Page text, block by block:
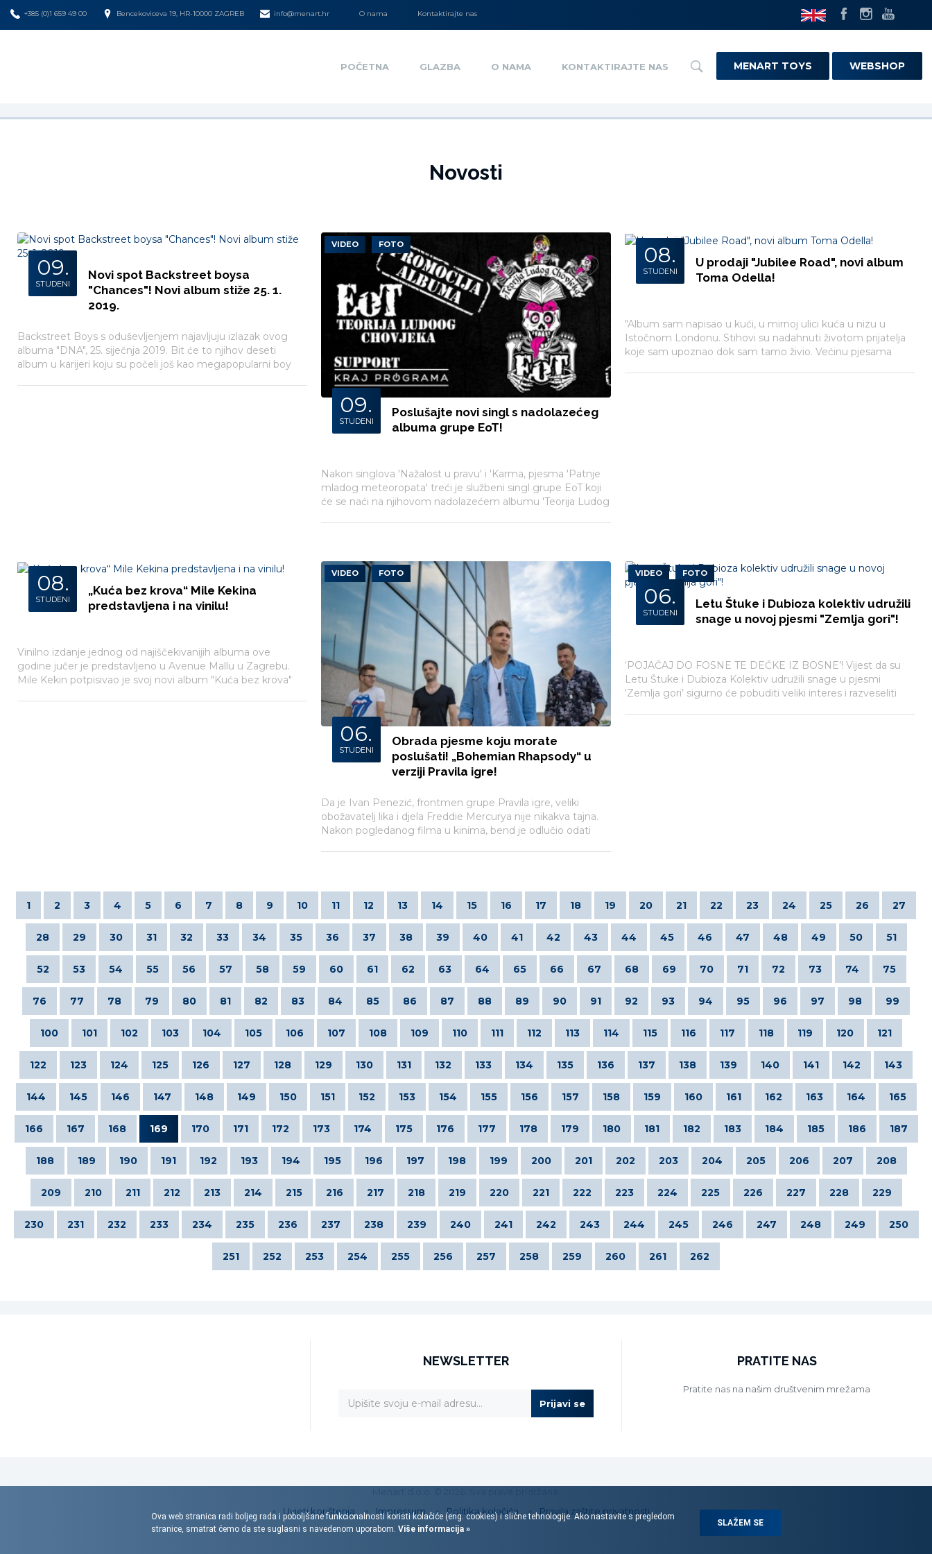
+385 (0)1 659 49 00 Bencekoviceva 19, HR-10000 ZAGREB info@menart.hr O nama Kontaktirajte nas
POČETNA GLAZBA O NAMA KONTAKTIRAJTE NAS MENART TOYS WEBSHOP
Novosti
09.
STUDENI
Novi spot Backstreet boysa
"Chances"! Novi album stiže 25. 1.
2019.
Backstreet Boys s oduševljenjem najavljuju izlazak ovog
albuma "DNA", 25. siječnja 2019. Bit će to njihov deseti
album u karijeri koju su počeli još kao megapopularni boy
VIDEO FOTO
09.
STUDENI
Poslušajte novi singl s nadolazećeg
albuma grupe EoT!
Nakon singlova 'Nažalost u pravu' i 'Karma, pjesma 'Patnje
mladog meteoropata' treći je službeni singl grupe EoT koji
će se naći na njihovom nadolazećem albumu 'Teorija Ludog
08.
STUDENI
U prodaji "Jubilee Road", novi album
Toma Odella!
"Album sam napisao u kući, u mirnoj ulici kuća u nizu u
Istočnom Londonu. Stihovi su nadahnuti životom prijatelja
koje sam upoznao dok sam tamo živio. Većinu pjesama
08.
STUDENI
„Kuća bez krova“ Mile Kekina
predstavljena i na vinilu!
Vinilno izdanje jednog od najiščekivanijih albuma ove
godine jučer je predstavljeno u Avenue Mallu u Zagrebu.
Mile Kekin potpisivao je svoj novi album "Kuća bez krova"
VIDEO FOTO
06.
STUDENI
Obrada pjesme koju morate
poslušati! „Bohemian Rhapsody“ u
verziji Pravila igre!
Da je Ivan Penezić, frontmen grupe Pravila igre, veliki
obožavatelj lika i djela Freddie Mercurya nije nikakva tajna.
Nakon pogledanog filma u kinima, bend je odlučio odati
VIDEO FOTO
06.
STUDENI
Letu Štuke i Dubioza kolektiv udružili
snage u novoj pjesmi "Zemlja gori"!
‘POJAČAJ DO FOSNE TE DEČKE IZ BOSNE’! Vijest da su
Letu Štuke i Dubioza Kolektiv udružili snage u pjesmi
‘Zemlja gori’ sigurno će pobuditi veliki interes i razveseliti
1 2 3 4 5 6 7 8 9 10 11 12 13 14 15 16 17 18 19 20 21 22 23 24 25 26 27
28 29 30 31 32 33 34 35 36 37 38 39 40 41 42 43 44 45 46 47 48 49 50 51
52 53 54 55 56 57 58 59 60 61 62 63 64 65 66 67 68 69 70 71 72 73 74 75
76 77 78 79 80 81 82 83 84 85 86 87 88 89 90 91 92 93 94 95 96 97 98 99
100 101 102 103 104 105 106 107 108 109 110 111 112 113 114 115 116 117 118 119 120 121
122 123 124 125 126 127 128 129 130 131 132 133 134 135 136 137 138 139 140 141 142 143
144 145 146 147 148 149 150 151 152 153 154 155 156 157 158 159 160 161 162 163 164 165
166 167 168 169 170 171 172 173 174 175 176 177 178 179 180 181 182 183 184 185 186 187
188 189 190 191 192 193 194 195 196 197 198 199 200 201 202 203 204 205 206 207 208
209 210 211 212 213 214 215 216 217 218 219 220 221 222 223 224 225 226 227 228 229
230 231 232 233 234 235 236 237 238 239 240 241 242 243 244 245 246 247 248 249 250
251 252 253 254 255 256 257 258 259 260 261 262
NEWSLETTER
Prijavi se
PRATITE NAS
Pratite nas na našim društvenim mrežama
Uvjeti korištenja
Impressum Politika kolačića Pravila zaštite privatnosti
Ova web stranica radi boljeg rada i poboljšane funkcionalnosti koristi kolačiće (eng. cookies) i slične tehnologije. Ako nastavite s pregledom
stranice, smatrat ćemo da ste suglasni s navedenom uporabom. Više informacija »
SLAŽEM SE